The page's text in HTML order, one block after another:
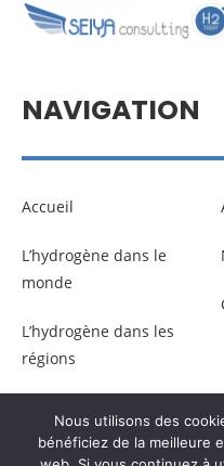
NAVIGATION
Accueil
L’hydrogène dans le
monde
L’hydrogène dans les
régions
© Copyright –
Nous utilisons des
bénéficiez de la meilleure